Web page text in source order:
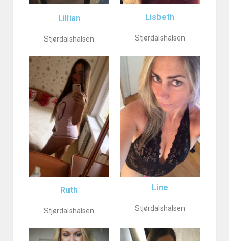
Lillian
Stjørdalshalsen
Lisbeth
Stjørdalshalsen
Ruth
Stjørdalshalsen
Line
Stjørdalshalsen